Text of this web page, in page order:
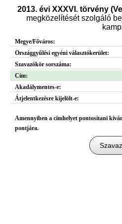
2013. évi XXXVI. törvény
megközelítését szolgáló
Megye/Főváros:
Országgyűlési egyéni választókerület:
Szavazókör sorszáma:
Cím:
Akadálymentes-e:
Átjelentkezésre kijelölt-e:
Amennyiben a címhelyet pontosítani
pontjára.